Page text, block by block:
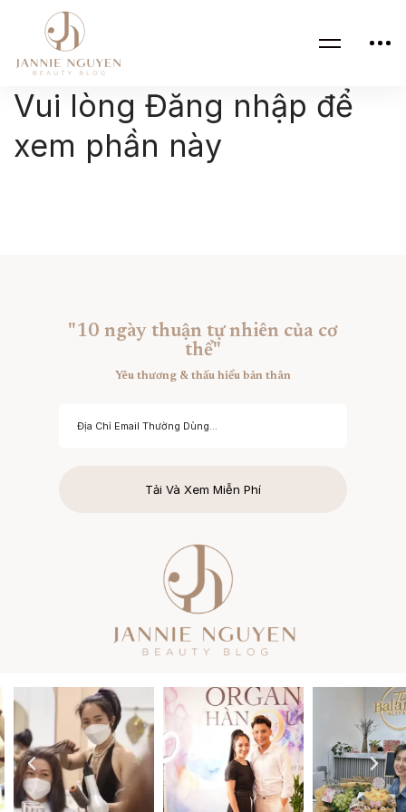
Vui lòng Đăng nhập để
xem phần này
"10 ngày thuận tự nhiên của cơ
thể"
Yêu thương & thấu hiểu bản thân
Tải Và Xem Miễn Phí